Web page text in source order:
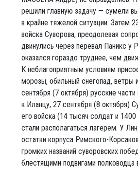
решили главную задачу — сумели
в крайне тяжелой ситуации. Затем
войска Суворова, преодолевая
двинулись через перевал Паникс у
оказался гораздо труднее, чем
К неблагоприятным условиям
морозы, обильный снегопад, ветры
сентября (7 октября) русские
к Иланцу, 27 сентября (8 октября)
его войска (14 тысяч солдат и
стали располагаться лагерем. У
остатки корпуса Римского-
громких названий суворовских
блестящими подвигами полководца